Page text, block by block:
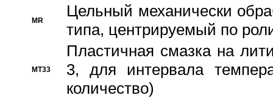
MR
Цельный механически
типа, центрируемый по
MT33
Пластичная смазка на
3, для интервала
количество)